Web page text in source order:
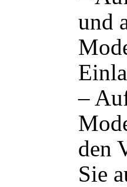
und
–
den
Sie